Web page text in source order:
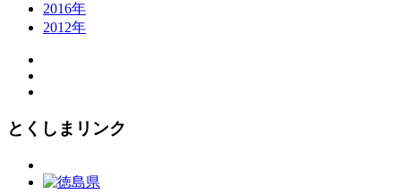
2016年
2012年
とくしまリンク